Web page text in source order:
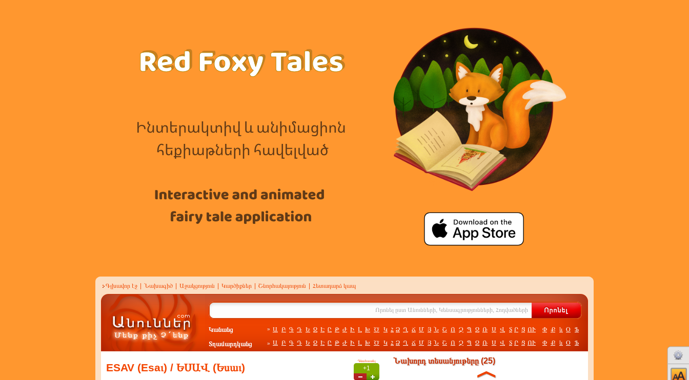
Գլխավոր էջ Նախագիծ Աջակցություն Կարծիքներ Շնորհակալություն Հետադարձ կապ
Կանանց » Ա Բ Գ Դ Ե Զ Է Ը Թ Ժ Ի Լ Խ Ծ Կ Հ Ձ Ղ Ճ Մ Յ Ն Շ Ո Չ Պ Ջ Ռ Ս Վ Տ Ր Ց ՈՒ Փ Ք և Օ Ֆ
Տղամարդկանց » Ա Բ Գ Դ Ե Զ Է Ը Թ Ժ Ի Լ Խ Ծ Կ Հ Ձ Ղ Ճ Մ Յ Ն Շ Ո Չ Պ Ջ Ռ Ս Վ Տ Ր Ց ՈՒ Փ Ք և Օ Ֆ
Գնահատել
+1
ESAV (Esaւ) / ԵՍԱՎ (Եսաւ)
Նախորդ տեսանյութերը (25)